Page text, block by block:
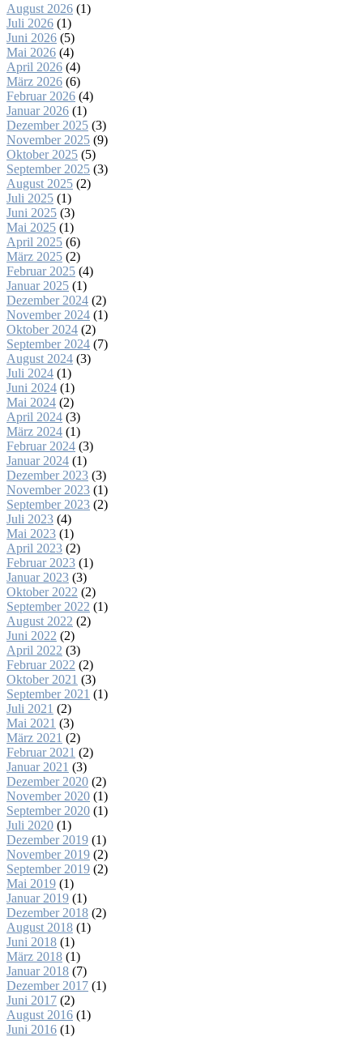
August 2026 (1)
Juli 2026 (1)
Juni 2026 (5)
Mai 2026 (4)
April 2026 (4)
März 2026 (6)
Februar 2026 (4)
Januar 2026 (1)
Dezember 2025 (3)
November 2025 (9)
Oktober 2025 (5)
September 2025 (3)
August 2025 (2)
Juli 2025 (1)
Juni 2025 (3)
Mai 2025 (1)
April 2025 (6)
März 2025 (2)
Februar 2025 (4)
Januar 2025 (1)
Dezember 2024 (2)
November 2024 (1)
Oktober 2024 (2)
September 2024 (7)
August 2024 (3)
Juli 2024 (1)
Juni 2024 (1)
Mai 2024 (2)
April 2024 (3)
März 2024 (1)
Februar 2024 (3)
Januar 2024 (1)
Dezember 2023 (3)
November 2023 (1)
September 2023 (2)
Juli 2023 (4)
Mai 2023 (1)
April 2023 (2)
Februar 2023 (1)
Januar 2023 (3)
Oktober 2022 (2)
September 2022 (1)
August 2022 (2)
Juni 2022 (2)
April 2022 (3)
Februar 2022 (2)
Oktober 2021 (3)
September 2021 (1)
Juli 2021 (2)
Mai 2021 (3)
März 2021 (2)
Februar 2021 (2)
Januar 2021 (3)
Dezember 2020 (2)
November 2020 (1)
September 2020 (1)
Juli 2020 (1)
Dezember 2019 (1)
November 2019 (2)
September 2019 (2)
Mai 2019 (1)
Januar 2019 (1)
Dezember 2018 (2)
August 2018 (1)
Juni 2018 (1)
März 2018 (1)
Januar 2018 (7)
Dezember 2017 (1)
Juni 2017 (2)
August 2016 (1)
Juni 2016 (1)